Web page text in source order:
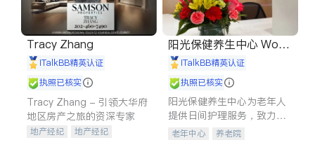
Tracy Zhang
iTalkBB精英认证
执照已核实
Tracy Zhang - 引领大华府
地区房产之旅的资深专家
地产经纪
地产经纪
阳光保健养生中心 World
shine
iTalkBB精英认证
执照已核实
阳光保健养生中心为老年人
提供日间护理服务，致力于
通过持续的护理创新来有效
老年中心 养老院